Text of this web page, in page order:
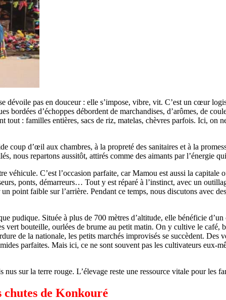
dévoile pas en douceur : elle s’impose, vibre, vit. C’est un cœur
bordées d’échoppes débordent de marchandises, d’arômes, de
: familles entières, sacs de riz, matelas, chèvres parfois. Ici, on
coup d’œil aux chambres, à la propreté des sanitaires et à la
nous repartons aussitôt, attirés comme des aimants par l’énergie
véhicule. C’est l’occasion parfaite, car Mamou est aussi la capitale
ponts, démarreurs… Tout y est réparé à l’instinct, avec un
point faible sur l’arrière. Pendant ce temps, nous discutons avec
pudique. Située à plus de 700 mètres d’altitude, elle bénéficie
vert bouteille, ourlées de brume au petit matin. On y cultive le
de la nationale, les petits marchés improvisés se succèdent. Des
parfaites. Mais ici, ce ne sont souvent pas les cultivateurs eux-
sur la terre rouge. L’élevage reste une ressource vitale pour
chutes de Konkouré